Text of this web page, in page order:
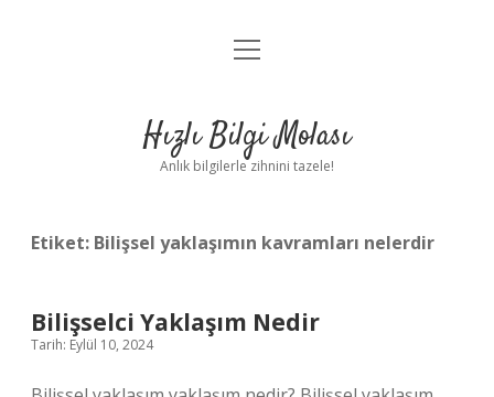
Anasayfa
Yasal Uyarı
menüyü
Hızlı Bilgi Molası
Anlık bilgilerle zihnini tazele!
Etiket: Bilişsel yaklaşımın kavramları nelerdir
Bilişselci Yaklaşım Nedir
Tarih: Eylül 10, 2024